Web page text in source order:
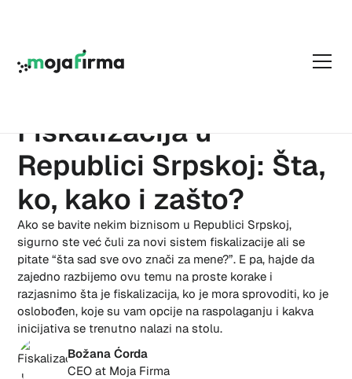
Fiskalizacija u
Republici Srpskoj: Šta,
ko, kako i zašto?
Ako se bavite nekim biznisom u Republici Srpskoj,
sigurno ste već čuli za novi sistem fiskalizacije ali se
pitate “šta sad sve ovo znači za mene?”. E pa, hajde da
zajedno razbijemo ovu temu na proste korake i
razjasnimo šta je fiskalizacija, ko je mora sprovoditi, ko je
oslobođen, koje su vam opcije na raspolaganju i kakva
inicijativa se trenutno nalazi na stolu.
Božana Ćorda
CEO at Moja Firma